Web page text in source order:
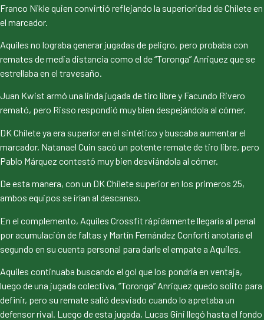
Franco Nikle quien convirtió reflejando la superioridad de Chilete en
el marcador.
Aquiles no lograba generar jugadas de peligro, pero probaba con
remates de media distancia como el de “Toronga” Anriquez que se
estrellaba en el travesaño.
Juan Kwist armó una linda jugada de tiro libre y Facundo Rivero
remató, pero Risso respondió muy bien despejándola al córner.
DK Chilete ya era superior en el sintético y buscaba aumentar el
marcador, Natanael Cuin sacó un potente remate de tiro libre, pero
Pablo Márquez contestó muy bien desviándola al córner.
De esta manera, con un DK Chilete superior en los primeros 25,
ambos equipos se irían al descanso.
En el complemento, Aquiles Crossfit rápidamente llegaría al penal
por acumulación de faltas y Martín Fernández Conforti anotaría el
segundo en su cuenta personal para darle el empate a Aquiles.
Aquiles continuaba buscando el gol que los pondría en ventaja,
luego de una jugada colectiva, “Toronga” Anriquez quedo solito para
definir, pero su remate salió desviado cuando lo apretaba un
defensor rival. Luego de esta jugada, Lucas Gini llegó hasta el fondo